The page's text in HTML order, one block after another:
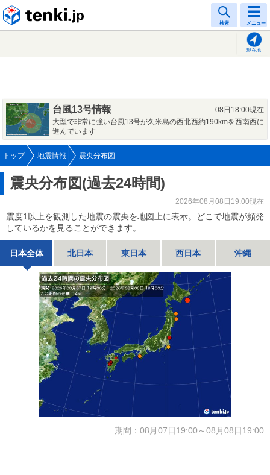
検索 メニュー
現在地
台風13号情報
08日18:00現在
大型で非常に強い台風13号が久米島の西北西約190kmを西南西に
進んでいます
トップ 地震情報 震央分布図
震央分布図(過去24時間)
2026年08月08日19:00現在
震度1以上を観測した地震の震央を地図上に表示。どこで地震が頻発
しているかを見ることができます。
日本全体 北日本 東日本 西日本 沖縄
期間：08月07日19:00～08月08日19:00